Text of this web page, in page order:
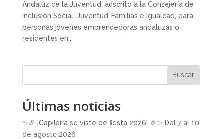
Andaluz de la Juventud, adscrito a la Consejería de
Inclusión Social, Juventud, Familias e Igualdad, para
personas jóvenes emprendedoras andaluzas o
residentes en...
Buscar
Últimas noticias
✨🎉 ¡Capileira se viste de fiesta 2026! 🎉✨ Del 7 al 10
de agosto 2026